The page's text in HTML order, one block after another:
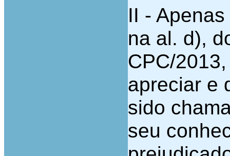
II -
na al. d),
CPC/
apreciar e
sido
seu